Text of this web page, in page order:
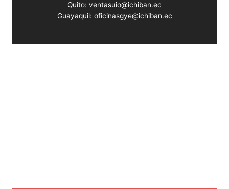
Quito: ventasuio@ichiban.ec
Guayaquil: oficinasgye@ichiban.ec